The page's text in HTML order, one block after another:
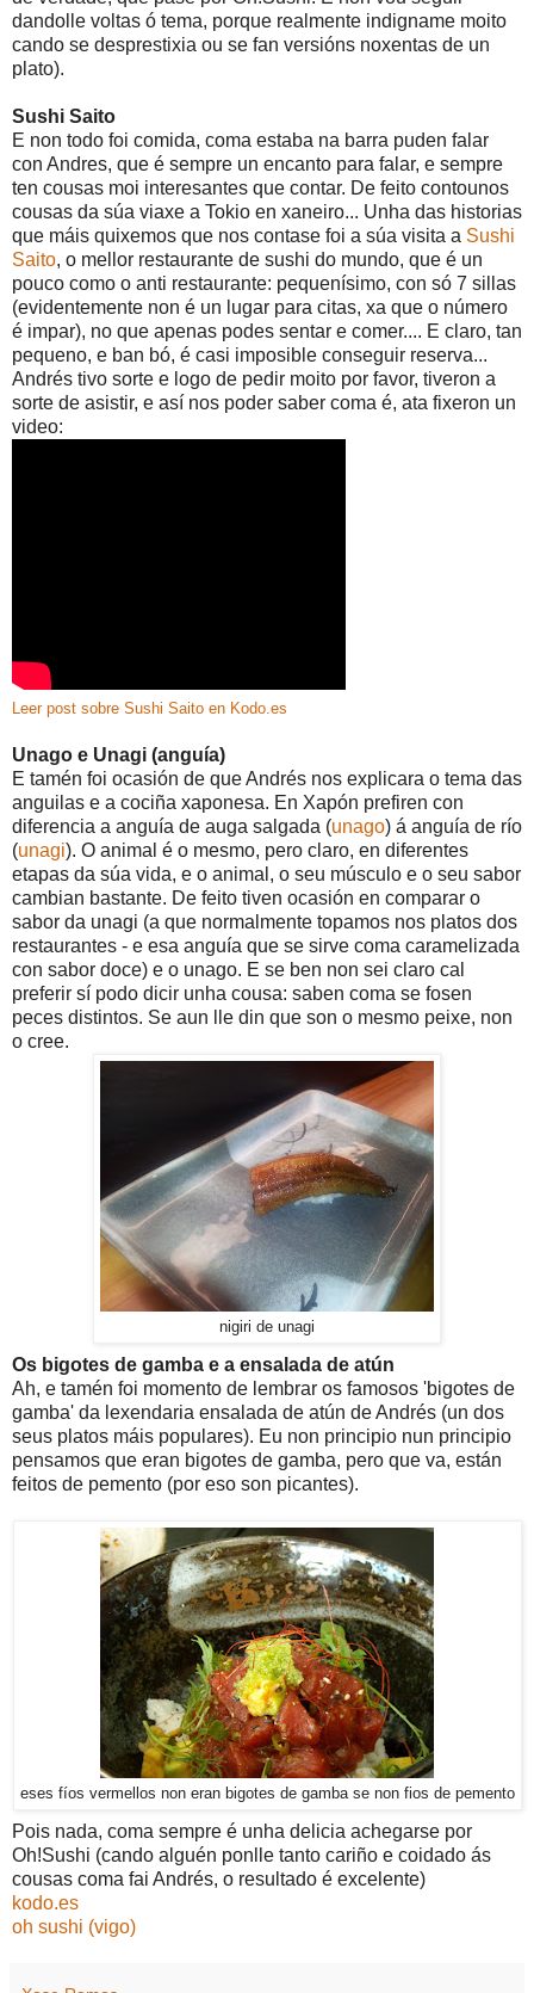
dandolle voltas ó tema, porque realmente indigname moito
cando se desprestixia ou se fan versións noxentas de un
plato).
Sushi Saito
E non todo foi comida, coma estaba na barra puden falar
con Andres, que é sempre un encanto para falar, e sempre
ten cousas moi interesantes que contar. De feito contounos
cousas da súa viaxe a Tokio en xaneiro... Unha das historias
que máis quixemos que nos contase foi a súa visita a Sushi
Saito, o mellor restaurante de sushi do mundo, que é un
pouco como o anti restaurante: pequenísimo, con só 7 sillas
(evidentemente non é un lugar para citas, xa que o número
é impar), no que apenas podes sentar e comer.... E claro, tan
pequeno, e ban bó, é casi imposible conseguir reserva...
Andrés tivo sorte e logo de pedir moito por favor, tiveron a
sorte de asistir, e así nos poder saber coma é, ata fixeron un
video:
Leer post sobre Sushi Saito en Kodo.es
Unago e Unagi (anguía)
E tamén foi ocasión de que Andrés nos explicara o tema das
anguilas e a cociña xaponesa. En Xapón prefiren con
diferencia a anguía de auga salgada (unago) á anguía de río
(unagi). O animal é o mesmo, pero claro, en diferentes
etapas da súa vida, e o animal, o seu músculo e o seu sabor
cambian bastante. De feito tiven ocasión en comparar o
sabor da unagi (a que normalmente topamos nos platos dos
restaurantes - e esa anguía que se sirve coma caramelizada
con sabor doce) e o unago. E se ben non sei claro cal
preferir sí podo dicir unha cousa: saben coma se fosen
peces distintos. Se aun lle din que son o mesmo peixe, non
o cree.
nigiri de unagi
Os bigotes de gamba e a ensalada de atún
Ah, e tamén foi momento de lembrar os famosos 'bigotes de
gamba' da lexendaria ensalada de atún de Andrés (un dos
seus platos máis populares). Eu non principio nun principio
pensamos que eran bigotes de gamba, pero que va, están
feitos de pemento (por eso son picantes).
eses fíos vermellos non eran bigotes de gamba se non fios de pemento
Pois nada, coma sempre é unha delicia achegarse por
Oh!Sushi (cando alguén ponlle tanto cariño e coidado ás
cousas coma fai Andrés, o resultado é excelente)
kodo.es
oh sushi (vigo)